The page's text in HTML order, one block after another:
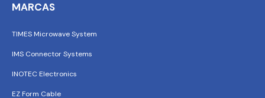
MARCAS
TIMES Microwave System
IMS Connector Systems
INOTEC Electronics
EZ Form Cable